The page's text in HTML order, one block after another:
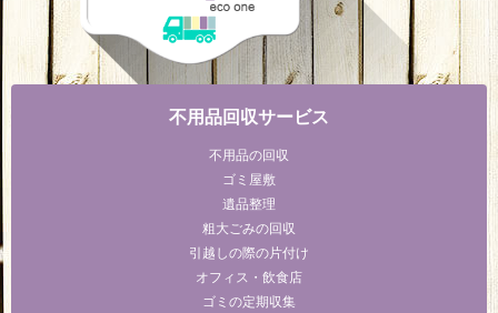
不用品回収サービス
不用品の回収
ゴミ屋敷
遺品整理
粗大ごみの回収
引越しの際の片付け
オフィス・飲食店
ゴミの定期収集